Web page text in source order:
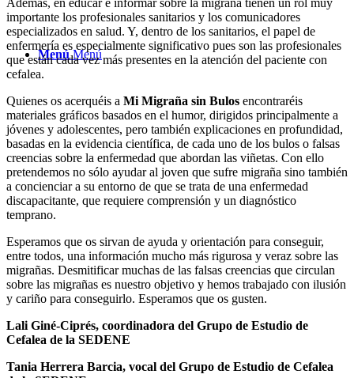
Menú Menú
Además, en educar e informar sobre la migraña tienen un rol muy
importante los profesionales sanitarios y los comunicadores
especializados en salud. Y, dentro de los sanitarios, el papel de
enfermería es especialmente significativo pues son las profesionales
que están cada vez más presentes en la atención del paciente con
cefalea.
Quienes os acerquéis a Mi Migraña sin Bulos encontraréis
materiales gráficos basados en el humor, dirigidos principalmente a
jóvenes y adolescentes, pero también explicaciones en profundidad,
basadas en la evidencia científica, de cada uno de los bulos o falsas
creencias sobre la enfermedad que abordan las viñetas. Con ello
pretendemos no sólo ayudar al joven que sufre migraña sino también
a concienciar a su entorno de que se trata de una enfermedad
discapacitante, que requiere comprensión y un diagnóstico
temprano.
Esperamos que os sirvan de ayuda y orientación para conseguir,
entre todos, una información mucho más rigurosa y veraz sobre las
migrañas. Desmitificar muchas de las falsas creencias que circulan
sobre las migrañas es nuestro objetivo y hemos trabajado con ilusión
y cariño para conseguirlo. Esperamos que os gusten.
Lali Giné-Ciprés, coordinadora del Grupo de Estudio de
Cefalea de la SEDENE
Tania Herrera Barcia, vocal del Grupo de Estudio de Cefalea